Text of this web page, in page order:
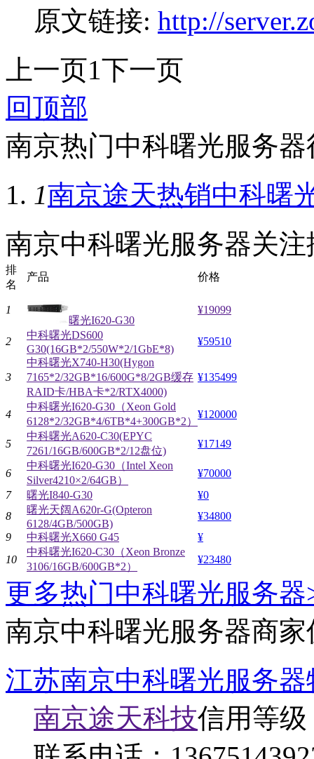
原文链接: http://
上一页1下一页
回顶部
南京热门中科曙光服务器
1南京途天热销中科曙
南京中科曙光服务器关注
排
名
产品 价格
1
曙光I620-G30
¥19099
2
中科曙光DS600
G30(16GB*2/550W*2/1GbE*8)
¥59510
3
中科曙光X740-H30(Hygon
7165*2/32GB*16/600G*8/2GB缓存
RAID卡/HBA卡*2/RTX4000)
¥135499
4
中科曙光I620-G30（Xeon Gold
6128*2/32GB*4/6TB*4+300GB*2）
¥120000
5
中科曙光A620-C30(EPYC
7261/16GB/600GB*2/12盘位)
¥17149
6
中科曙光I620-G30（Intel Xeon
Silver4210×2/64GB）
¥70000
7
曙光I840-G30
¥0
8
曙光天阔A620r-G(Opteron
6128/4GB/500GB)
¥34800
9
中科曙光X660 G45
¥
10
中科曙光I620-C30（Xeon Bronze
3106/16GB/600GB*2）
¥23480
更多热门中科曙光服务器
南京中科曙光服务器商家
江苏南京中科曙光服务
南京途天科技信用等级